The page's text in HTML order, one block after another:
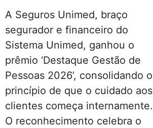
A Seguros Unimed, braço
segurador e financeiro do
Sistema Unimed, ganhou o
prêmio ‘Destaque Gestão de
Pessoas 2026’, consolidando o
princípio de que o cuidado aos
clientes começa internamente.
O reconhecimento celebra o